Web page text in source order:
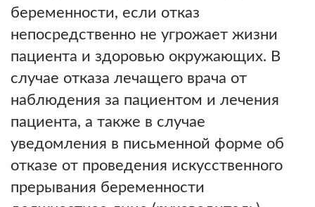
беременности, если отказ
непосредственно не угрожает жизни
пациента и здоровью окружающих. В
случае отказа лечащего врача от
наблюдения за пациентом и лечения
пациента, а также в случае
уведомления в письменной форме об
отказе от проведения искусственного
прерывания беременности